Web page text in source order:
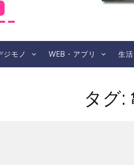
ジモノ WEB・アプリ 生
タグ: